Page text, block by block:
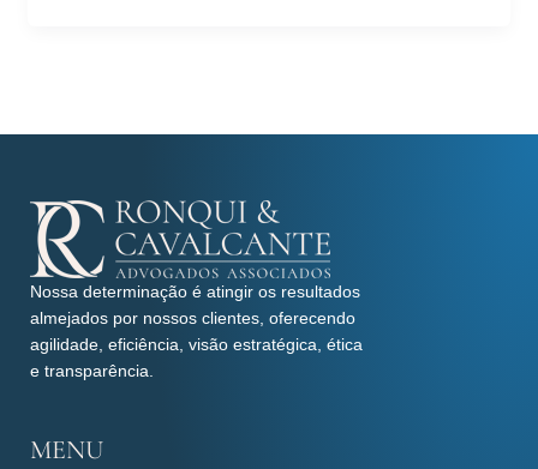
Nossa determinação é atingir os resultados
almejados por nossos clientes, oferecendo
agilidade, eficiência, visão estratégica, ética
e transparência.
MENU